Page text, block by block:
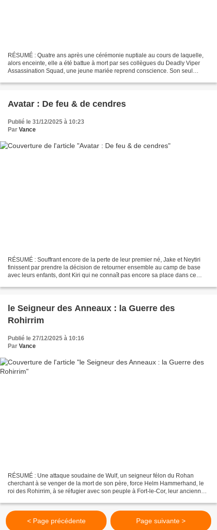
RÉSUMÉ : Quatre ans après une cérémonie nuptiale au cours de laquelle,
alors enceinte, elle a été battue à mort par ses collègues du Deadly Viper
Assassination Squad, une jeune mariée reprend conscience. Son seul
Avatar : De feu & de cendres
Publié le 31/12/2025 à 10:23
Par Vance
RÉSUMÉ : Souffrant encore de la perte de leur premier né, Jake et Neytiri
finissent par prendre la décision de retourner ensemble au camp de base
avec leurs enfants, dont Kiri qui ne connaît pas encore sa place dans ce
le Seigneur des Anneaux : la Guerre des
Rohirrim
Publié le 27/12/2025 à 10:16
Par Vance
RÉSUMÉ : Une attaque soudaine de Wulf, un seigneur félon du Rohan
cherchant à se venger de la mort de son père, force Helm Hammerhand, le
roi des Rohirrim, à se réfugier avec son peuple à Fort-le-Cor, leur ancienne
< Page précédente Page suivante >